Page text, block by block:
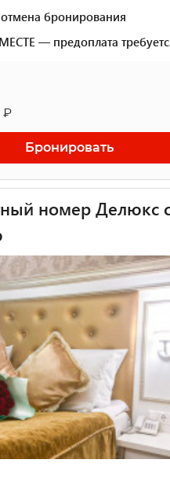
бронирования
— предоплата
₽
Бронировать
номер Делюкс